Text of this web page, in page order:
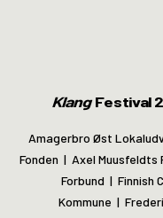
KlangFestival
Amagerbro Øst
Fonden | Axel
Forbund | Finnish
Kommune |